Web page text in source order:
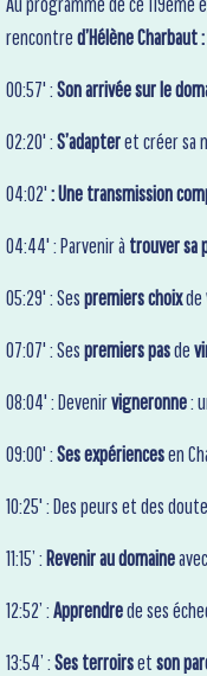
rencontred’Hélène Charbaut :
00:57' :Son arrivée sur le
02:20' :S’adapteret créer sa
04:02': Une transmission
04:44' : Parvenir à trouver sa
05:29' : Sespremiers choixde
07:07' : Sespremiers pasde
08:04' : Devenirvigneronne:
09:00' :Ses expériencesen
10:25' : Des peurs et des
11:15’ :Revenir au domaine
12:52’ :Apprendrede ses
13:54’ :Ses terroirsetson